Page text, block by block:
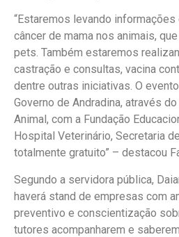
“Estaremos levando
câncer de mama nos animais,
pets. Também estaremos
castração e consultas, vacina
dentre outras iniciativas. O
Governo de Andradina, através
Animal, com a Fundação
Hospital Veterinário, Secretaria
totalmente gratuito” – destacou
Segundo a servidora pública,
haverá stand de empresas com
preventivo e conscientização
tutores acompanharem e